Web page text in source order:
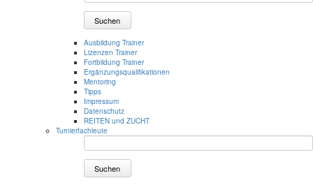
Suchen
Ausbildung Trainer
Lizenzen Trainer
Fortbildung Trainer
Ergänzungsqualifikationen
Mentoring
Tipps
Impressum
Datenschutz
REITEN und ZUCHT
Turnierfachleute
Suchen